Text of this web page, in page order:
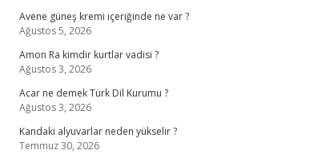
Avene güneş kremi içeriğinde ne var ?
Ağustos 5, 2026
Amon Ra kimdir kurtlar vadisi ?
Ağustos 3, 2026
Acar ne demek Türk Dil Kurumu ?
Ağustos 3, 2026
Kandaki alyuvarlar neden yükselir ?
Temmuz 30, 2026